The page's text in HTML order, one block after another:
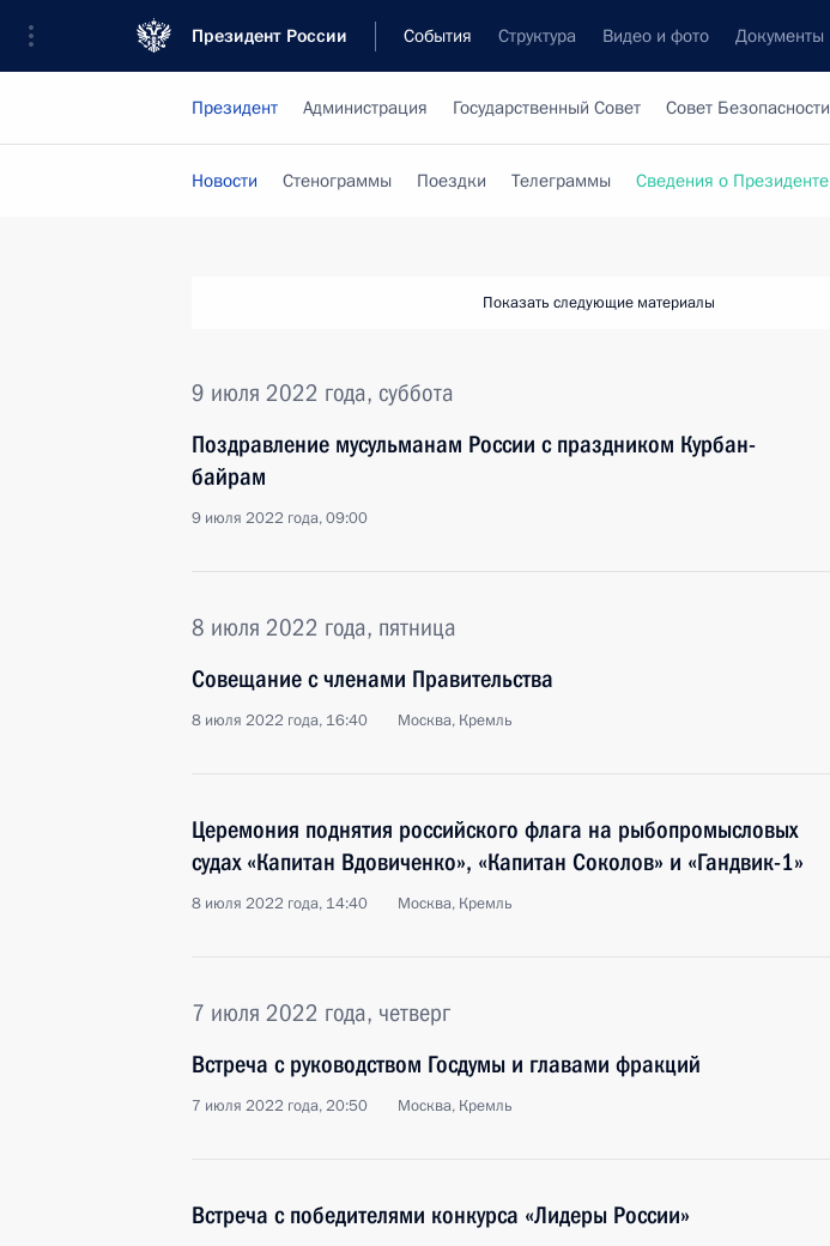
Президент России События Структура Видео и фото Документы
Президент Администрация Государственный Совет Совет Безопасности
Новости Стенограммы Поездки Телеграммы Сведения о Президенте
Показать следующие материалы
9 июля 2022 года, суббота
Поздравление мусульманам России с праздником Курбан-
байрам
9 июля 2022 года, 09:00
8 июля 2022 года, пятница
Совещание с членами Правительства
8 июля 2022 года, 16:40 Москва, Кремль
Церемония поднятия российского флага на рыбопромысловых
судах «Капитан Вдовиченко», «Капитан Соколов» и «Гандвик-1»
8 июля 2022 года, 14:40 Москва, Кремль
7 июля 2022 года, четверг
Встреча с руководством Госдумы и главами фракций
7 июля 2022 года, 20:50 Москва, Кремль
Встреча с победителями конкурса «Лидеры России»